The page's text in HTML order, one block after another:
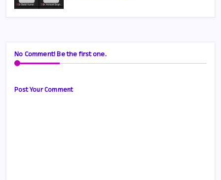
No Comment! Be the first one.
Post Your Comment